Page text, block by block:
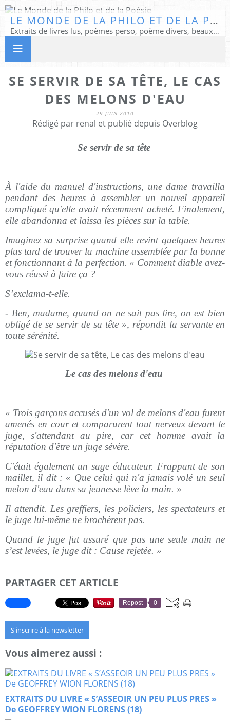
LE MONDE DE LA PHILO ET DE LA POÉSIE
Extraits de livres lus, poèmes perso, poème divers, beaux textes...
SE SERVIR DE SA TÊTE, LE CAS
DES MELONS D'EAU
29 JUIN 2010
Rédigé par renal et publié depuis Overblog
Se servir de sa tête
À l'aide du manuel d'instructions, une dame travailla
pendant des heures à assembler un nouvel appareil
compliqué qu'elle avait récemment acheté. Finalement,
elle abandonna et laissa les pièces sur la table.
Imaginez sa surprise quand elle revint quelques heures
plus tard de trouver la machine assemblée par la bonne
et fonctionnant à la perfection. « Comment diable avez-
vous réussi à faire ça ?
S’exclama-t-elle.
- Ben, madame, quand on ne sait pas lire, on est bien
obligé de se servir de sa tête », répondit la servante en
toute sérénité.
Le cas des melons d'eau
« Trois garçons accusés d'un vol de melons d'eau furent
amenés en cour et comparurent tout nerveux devant le
juge, s'attendant au pire, car cet homme avait la
réputation d'être un juge sévère.
C'était également un sage éducateur. Frappant de son
maillet, il dit : « Que celui qui n'a jamais volé un seul
melon d'eau dans sa jeunesse lève la main. »
Il attendit. Les greffiers, les policiers, les spectateurs et
le juge lui-même ne brochèrent pas.
Quand le juge fut assuré que pas une seule main ne
s’est levées, le juge dit : Cause rejetée. »
PARTAGER CET ARTICLE
Repost 0
S'inscrire à la newsletter
Vous aimerez aussi :
EXTRAITS DU LIVRE « S’ASSEOIR UN PEU PLUS PRES »
De GEOFFREY WION FLORENS (18)